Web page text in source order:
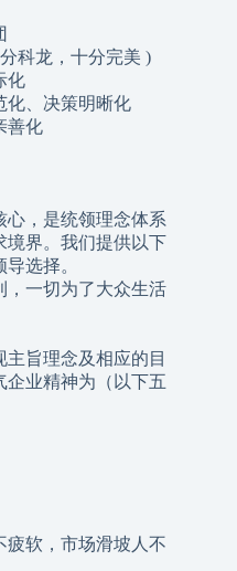
科龙，十分完美 )
化
化、决策明晰化
善化
心，是统领理念体系
境界。我们提供以下
选择。
，一切为了大众生活
旨理念及相应的目
企业精神为（以下五
疲软，市场滑坡人不